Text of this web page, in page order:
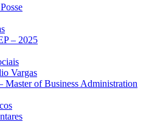
– 2025
Vargas
Master of Business Administration